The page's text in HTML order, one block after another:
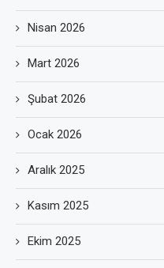
Nisan 2026
Mart 2026
Şubat 2026
Ocak 2026
Aralık 2025
Kasım 2025
Ekim 2025